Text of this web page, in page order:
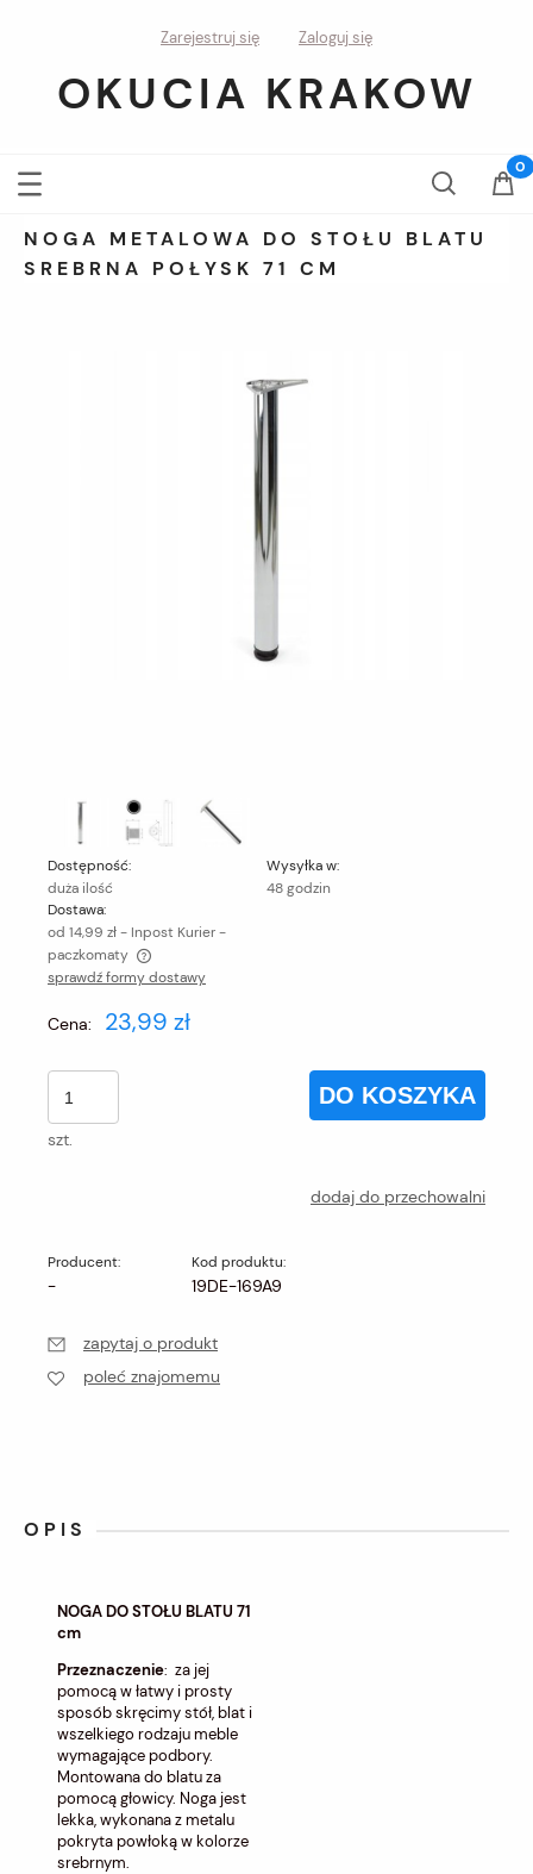
Zarejestruj się Zaloguj się
OKUCIA KRAKOW
NOGA METALOWA DO STOŁU BLATU
SREBRNA POŁYSK 71 CM
Dostępność:
duża ilość
Wysyłka w:
48 godzin
Dostawa:
od 14,99 zł- Inpost Kurier -
paczkomaty
Cena nie zawiera ewentualnych kosztów płatności
sprawdź formy dostawy
Cena: 23,99 zł
szt.
DO KOSZYKA
dodaj do przechowalni
Producent:
-
Kod produktu:
19DE-169A9
zapytaj o produkt
poleć znajomemu
OPIS
NOGA DO STOŁU BLATU 71
cm
Przeznaczenie: za jej
pomocą w łatwy i prosty
sposób skręcimy stół, blat i
wszelkiego rodzaju meble
wymagające podbory.
Montowana do blatu za
pomocą głowicy. Noga jest
lekka, wykonana z metalu
pokryta powłoką w kolorze
srebrnym.